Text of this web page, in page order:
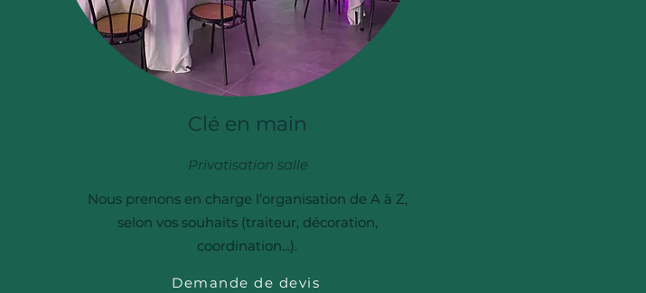
Clé en main
Privatisation salle
Nous prenons en charge l’organisation de A à Z,
selon vos souhaits (traiteur, décoration,
coordination...).
Demande de devis